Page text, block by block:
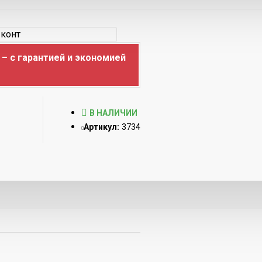
с гарантией и экономией
В НАЛИЧИИ
Артикул: 3734